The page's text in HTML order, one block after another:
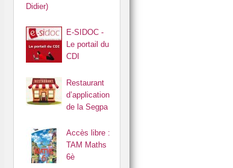
Didier)
E-SIDOC -
Le portail du
CDI
Restaurant
d’application
de la Segpa
Accès libre :
TAM Maths
6è